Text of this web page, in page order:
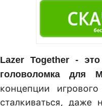
Lazer Together - это
головоломка для
концепции
сталкиваться,